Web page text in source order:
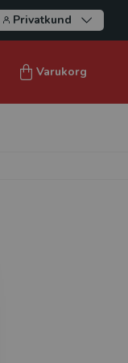
Privatkund
Varukorg